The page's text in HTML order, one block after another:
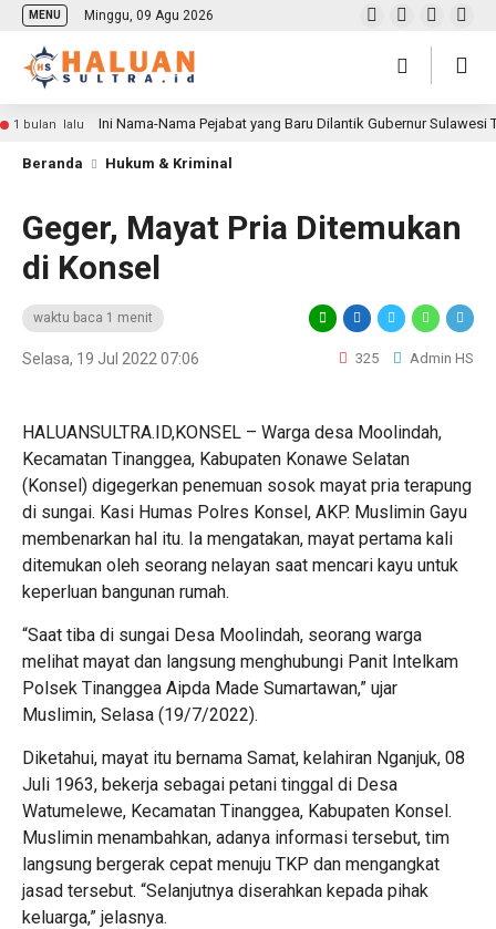
MENU Minggu, 09 Agu 2026
1 bulan lalu Ini Nama-Nama Pejabat yang Baru Dilantik Gubernur Sulawesi
Beranda Hukum & Kriminal
Geger, Mayat Pria Ditemukan
di Konsel
waktu baca 1 menit
Selasa, 19 Jul 2022 07:06 325 Admin HS
HALUANSULTRA.ID,KONSEL – Warga desa Moolindah,
Kecamatan Tinanggea, Kabupaten Konawe Selatan
(Konsel) digegerkan penemuan sosok mayat pria terapung
di sungai. Kasi Humas Polres Konsel, AKP. Muslimin Gayu
membenarkan hal itu. Ia mengatakan, mayat pertama kali
ditemukan oleh seorang nelayan saat mencari kayu untuk
keperluan bangunan rumah.
“Saat tiba di sungai Desa Moolindah, seorang warga
melihat mayat dan langsung menghubungi Panit Intelkam
Polsek Tinanggea Aipda Made Sumartawan,” ujar
Muslimin, Selasa (19/7/2022).
Diketahui, mayat itu bernama Samat, kelahiran Nganjuk, 08
Juli 1963, bekerja sebagai petani tinggal di Desa
Watumelewe, Kecamatan Tinanggea, Kabupaten Konsel.
Muslimin menambahkan, adanya informasi tersebut, tim
langsung bergerak cepat menuju TKP dan mengangkat
jasad tersebut. “Selanjutnya diserahkan kepada pihak
keluarga,” jelasnya.